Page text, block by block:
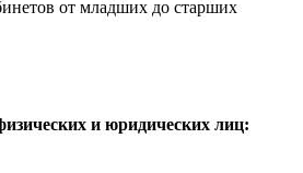
от младших до старших
и юридических лиц: